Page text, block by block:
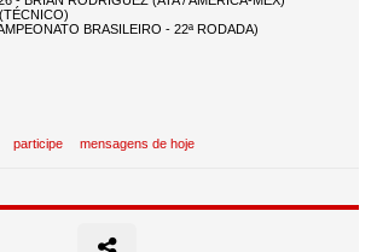
participe mensagens de hoje